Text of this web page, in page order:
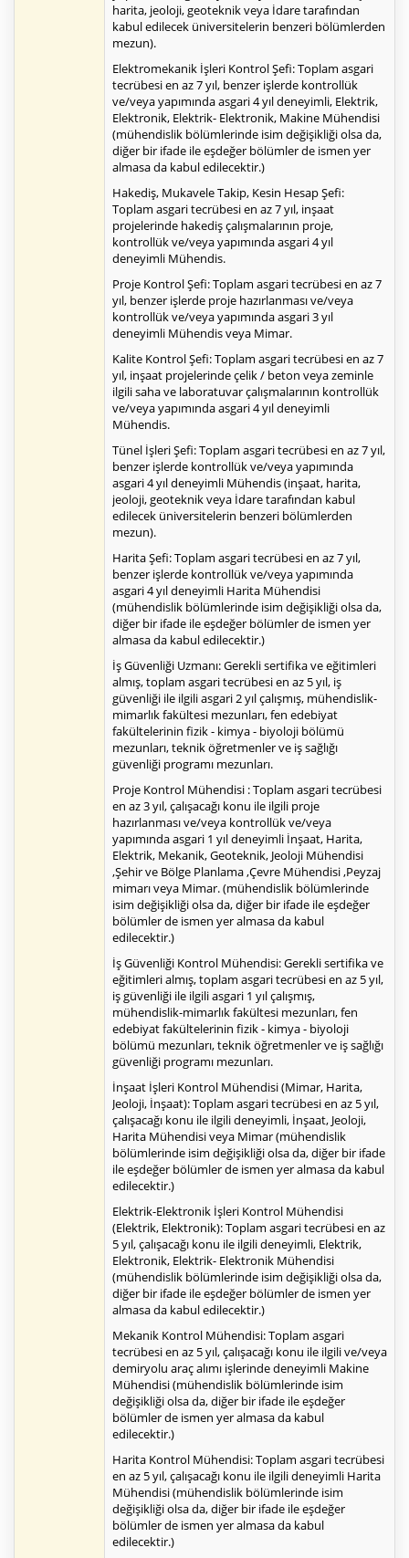
harita, jeoloji, geoteknik veya İdare tarafından
kabul edilecek üniversitelerin benzeri bölümlerden
mezun).
Elektromekanik İşleri Kontrol Şefi: Toplam asgari
tecrübesi en az 7 yıl, benzer işlerde kontrollük
ve/veya yapımında asgari 4 yıl deneyimli, Elektrik,
Elektronik, Elektrik- Elektronik, Makine Mühendisi
(mühendislik bölümlerinde isim değişikliği olsa da,
diğer bir ifade ile eşdeğer bölümler de ismen yer
almasa da kabul edilecektir.)
Hakediş, Mukavele Takip, Kesin Hesap Şefi:
Toplam asgari tecrübesi en az 7 yıl, inşaat
projelerinde hakediş çalışmalarının proje,
kontrollük ve/veya yapımında asgari 4 yıl
deneyimli Mühendis.
Proje Kontrol Şefi: Toplam asgari tecrübesi en az 7
yıl, benzer işlerde proje hazırlanması ve/veya
kontrollük ve/veya yapımında asgari 3 yıl
deneyimli Mühendis veya Mimar.
Kalite Kontrol Şefi: Toplam asgari tecrübesi en az 7
yıl, inşaat projelerinde çelik / beton veya zeminle
ilgili saha ve laboratuvar çalışmalarının kontrollük
ve/veya yapımında asgari 4 yıl deneyimli
Mühendis.
Tünel İşleri Şefi: Toplam asgari tecrübesi en az 7 yıl,
benzer işlerde kontrollük ve/veya yapımında
asgari 4 yıl deneyimli Mühendis (inşaat, harita,
jeoloji, geoteknik veya İdare tarafından kabul
edilecek üniversitelerin benzeri bölümlerden
mezun).
Harita Şefi: Toplam asgari tecrübesi en az 7 yıl,
benzer işlerde kontrollük ve/veya yapımında
asgari 4 yıl deneyimli Harita Mühendisi
(mühendislik bölümlerinde isim değişikliği olsa da,
diğer bir ifade ile eşdeğer bölümler de ismen yer
almasa da kabul edilecektir.)
İş Güvenliği Uzmanı: Gerekli sertifika ve eğitimleri
almış, toplam asgari tecrübesi en az 5 yıl, iş
güvenliği ile ilgili asgari 2 yıl çalışmış, mühendislik-
mimarlık fakültesi mezunları, fen edebiyat
fakültelerinin fizik - kimya - biyoloji bölümü
mezunları, teknik öğretmenler ve iş sağlığı
güvenliği programı mezunları.
Proje Kontrol Mühendisi : Toplam asgari tecrübesi
en az 3 yıl, çalışacağı konu ile ilgili proje
hazırlanması ve/veya kontrollük ve/veya
yapımında asgari 1 yıl deneyimli İnşaat, Harita,
Elektrik, Mekanik, Geoteknik, Jeoloji Mühendisi
,Şehir ve Bölge Planlama ,Çevre Mühendisi ,Peyzaj
mimarı veya Mimar. (mühendislik bölümlerinde
isim değişikliği olsa da, diğer bir ifade ile eşdeğer
bölümler de ismen yer almasa da kabul
edilecektir.)
İş Güvenliği Kontrol Mühendisi: Gerekli sertifika ve
eğitimleri almış, toplam asgari tecrübesi en az 5 yıl,
iş güvenliği ile ilgili asgari 1 yıl çalışmış,
mühendislik-mimarlık fakültesi mezunları, fen
edebiyat fakültelerinin fizik - kimya - biyoloji
bölümü mezunları, teknik öğretmenler ve iş sağlığı
güvenliği programı mezunları.
İnşaat İşleri Kontrol Mühendisi (Mimar, Harita,
Jeoloji, İnşaat): Toplam asgari tecrübesi en az 5 yıl,
çalışacağı konu ile ilgili deneyimli, İnşaat, Jeoloji,
Harita Mühendisi veya Mimar (mühendislik
bölümlerinde isim değişikliği olsa da, diğer bir ifade
ile eşdeğer bölümler de ismen yer almasa da kabul
edilecektir.)
Elektrik-Elektronik İşleri Kontrol Mühendisi
(Elektrik, Elektronik): Toplam asgari tecrübesi en az
5 yıl, çalışacağı konu ile ilgili deneyimli, Elektrik,
Elektronik, Elektrik- Elektronik Mühendisi
(mühendislik bölümlerinde isim değişikliği olsa da,
diğer bir ifade ile eşdeğer bölümler de ismen yer
almasa da kabul edilecektir.)
Mekanik Kontrol Mühendisi: Toplam asgari
tecrübesi en az 5 yıl, çalışacağı konu ile ilgili ve/veya
demiryolu araç alımı işlerinde deneyimli Makine
Mühendisi (mühendislik bölümlerinde isim
değişikliği olsa da, diğer bir ifade ile eşdeğer
bölümler de ismen yer almasa da kabul
edilecektir.)
Harita Kontrol Mühendisi: Toplam asgari tecrübesi
en az 5 yıl, çalışacağı konu ile ilgili deneyimli Harita
Mühendisi (mühendislik bölümlerinde isim
değişikliği olsa da, diğer bir ifade ile eşdeğer
bölümler de ismen yer almasa da kabul
edilecektir.)